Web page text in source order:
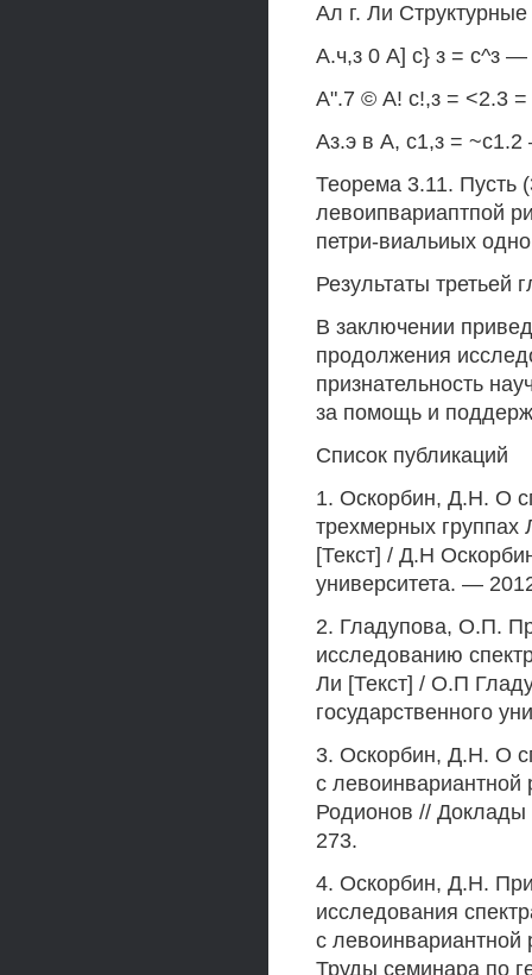
Ал г. Ли
А.ч,з 0 А] с} з = с^з
А".7 © А! с!,з = <2.3
Аз.э в А, с1,з =
Теорема 3.11. Пусть
левоипвариаптпой
петри-виальиых
Результаты третьей
В заключении
продолжения
признательность
за помощь и
Список публикаций
1. Оскорбин, Д.Н. О
трехмерных группах
[Текст] / Д.Н
университета. —
2. Гладупова, О.П.
исследованию
Ли [Текст] / О.П
государственного
3. Оскорбин, Д.Н. О
с
Родионов //
273.
4. Оскорбин, Д.Н.
исследования
с левоинвариантной
Труды семинара по